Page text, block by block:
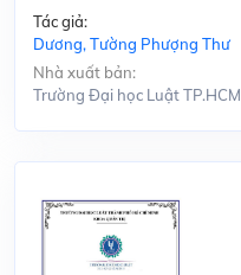
Tác giả:
Dương, Tường Phượng Thư
Nhà xuất bản:
Trường Đại học Luật TP.HCM